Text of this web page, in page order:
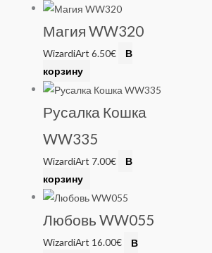
Магия WW320
WizardiArt6.50€
В
корзину
Русалка Кошка
WW335
WizardiArt 7.00€
В
корзину
Любовь WW055
WizardiArt 16.00€
В